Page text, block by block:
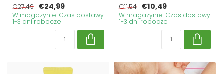
€27,49 €24,99
W magazynie. Czas dostawy
1-3 dni robocze
€11,54 €10,49
W magazynie. Czas dostawy
1-3 dni robocze